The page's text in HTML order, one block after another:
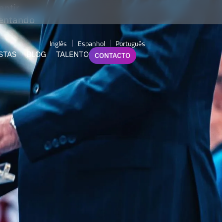
BLOG TALENTO
Inglês Espanhol Português
CONTACTO